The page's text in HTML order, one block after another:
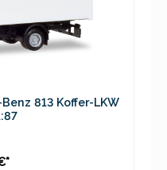
813 Koffer-LKW